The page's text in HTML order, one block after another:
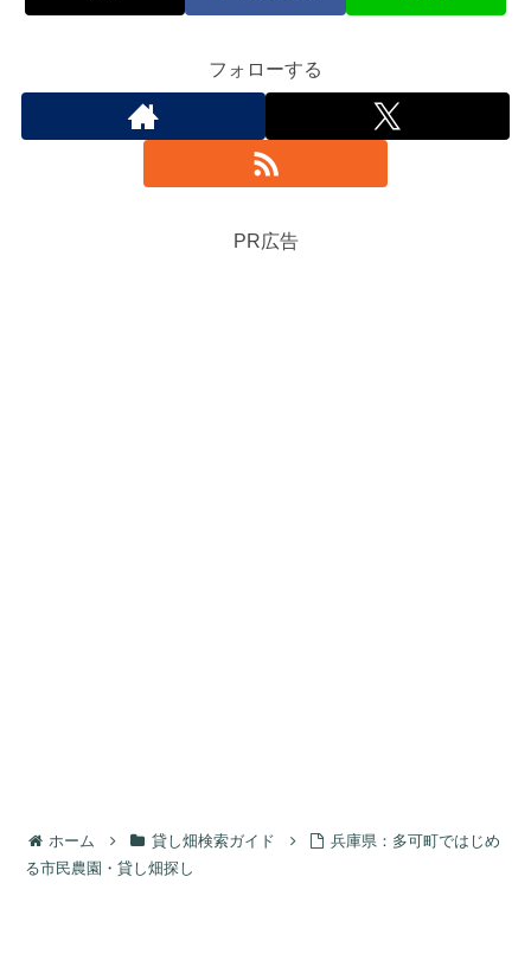
フォローする
PR広告
ホーム 貸し畑検索ガイド
兵庫県：多可町ではじめ
る市民農園・貸し畑探し